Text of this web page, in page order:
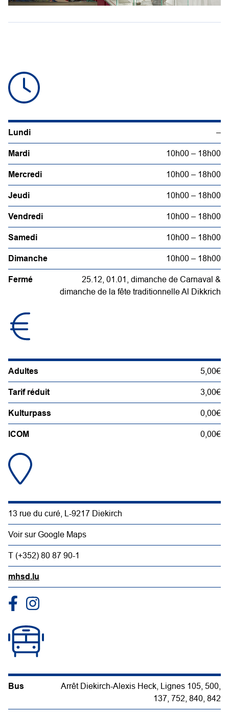
Lundi –
Mardi 10h00 – 18h00
Mercredi 10h00 – 18h00
Jeudi 10h00 – 18h00
Vendredi 10h00 – 18h00
Samedi 10h00 – 18h00
Dimanche 10h00 – 18h00
Fermé
25.12, 01.01, dimanche de Carnaval &
dimanche de la fête traditionnelle Al Dikkrich
Adultes 5,00€
Tarif réduit 3,00€
Kulturpass 0,00€
ICOM 0,00€
13 rue du curé, L-9217 Diekirch
Voir sur Google Maps
T (+352) 80 87 90-1
mhsd.lu
Bus
Arrêt Diekirch-Alexis Heck, Lignes 105, 500,
137, 752, 840, 842